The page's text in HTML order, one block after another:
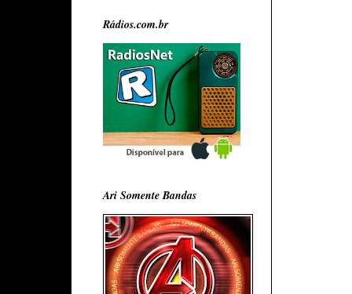
Rádios.com.br
Ari Somente Bandas